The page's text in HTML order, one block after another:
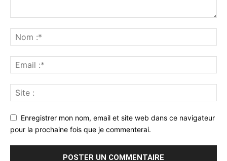
Enregistrer mon nom, email et site web dans ce navigateur
pour la prochaine fois que je commenterai.